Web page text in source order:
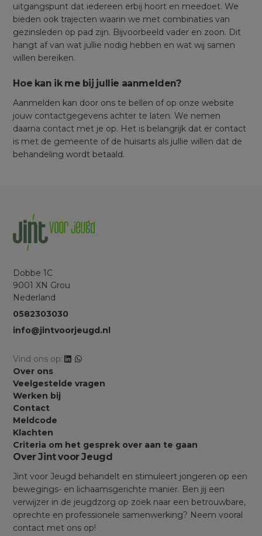
uitgangspunt dat iedereen erbij hoort en meedoet. We
bieden ook trajecten waarin we met combinaties van
gezinsleden op pad zijn. Bijvoorbeeld vader en zoon. Dit
hangt af van wat jullie nodig hebben en wat wij samen
willen bereiken.
Hoe kan ik me bij jullie aanmelden?
Aanmelden kan door ons te bellen of op onze website
jouw contactgegevens achter te laten. We nemen
daarna contact met je op. Het is belangrijk dat er contact
is met de gemeente of de huisarts als jullie willen dat de
behandeling wordt betaald.
Dobbe 1C
9001 XN Grou
Nederland
0582303030
info@jintvoorjeugd.nl
Vind ons op:
Over ons
Veelgestelde vragen
Werken bij
Contact
Meldcode
Klachten
Criteria om het gesprek over aan te gaan
Over Jint voor Jeugd
Jint voor Jeugd behandelt en stimuleert jongeren op een
bewegings- en lichaamsgerichte manier. Ben jij een
verwijzer in de jeugdzorg op zoek naar een betrouwbare,
oprechte en professionele samenwerking? Neem vooral
contact met ons op!